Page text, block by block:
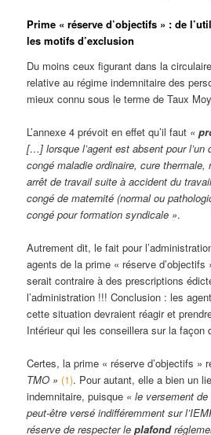
Prime « réserve d’objectifs » : de
les motifs d’exclusion
Du moins ceux figurant dans la
relative au régime indemnitaire des
mieux connu sous le terme de Taux
L’annexe 4 prévoit en effet qu’il faut «
[…] lorsque l’agent est absent pour
congé maladie ordinaire, cure thermale,
arrêt de travail suite à accident du
congé de maternité (normal ou
congé pour formation syndicale ».
Autrement dit, le fait pour
agents de la prime « réserve d’objectifs
serait contraire à des prescriptions
l’administration !!! Conclusion : les
cette situationdevraient réagiret
Intérieur qui les conseillera sur la façon
Certes, la prime « réserve d’objectifs »
TMO » (1). Pour autant, elle a bien un
indemnitaire, puisque « le versement de
peut-être versé indifféremment sur
réserve de respecter leplafond